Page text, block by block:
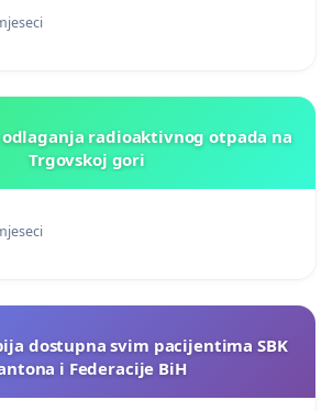
radioaktivnog otpada na
Trgovskoj gori
dostupna svim pacijentima SBK
i Federacije BiH